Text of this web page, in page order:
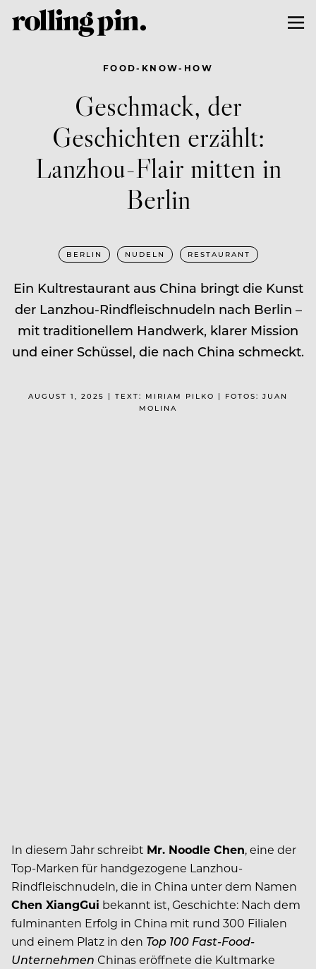
FOOD-KNOW-HOW
Geschmack, der
Geschichten erzählt:
Lanzhou-Flair mitten in
Berlin
BERLIN NUDELN RESTAURANT
Ein Kultrestaurant aus China bringt die Kunst
der Lanzhou-Rindfleischnudeln nach Berlin –
mit traditionellem Handwerk, klarer Mission
und einer Schüssel, die nach China schmeckt.
AUGUST 1, 2025 | TEXT: MIRIAM PILKO | FOTOS: JUAN
MOLINA
In diesem Jahr schreibt Mr. Noodle Chen, eine der
Top-Marken für handgezogene Lanzhou-
Rindfleischnudeln, die in China unter dem Namen
Chen XiangGui bekannt ist, Geschichte: Nach dem
fulminanten Erfolg in China mit rund 300 Filialen
und einem Platz in den Top 100 Fast-Food-
Unternehmen Chinas eröffnete die Kultmarke